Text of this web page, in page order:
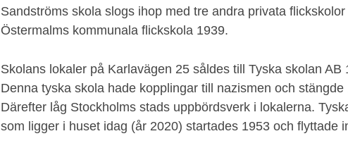
Sandströms skola slogs ihop med tre andra privata
Östermalms kommunala flickskola 1939.
Skolans lokaler på Karlavägen 25 såldes till Tyska skolan AB
Denna tyska skola hade kopplingar till nazismen och stängde
Därefter låg Stockholms stads uppbördsverk i lokalerna.
som ligger i huset idag (år 2020) startades 1953 och flyttade